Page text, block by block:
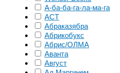
А-ба-ба-га-ла-ма-га
АСТ
Абраказябра
Абрикобукс
Абрис/ОЛМА
Аванта
Август